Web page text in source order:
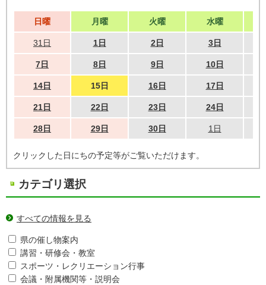
日曜 月曜 火曜 水曜
31日 1日 2日 3日
7日 8日 9日 10日
14日 15日 16日 17日
21日 22日 23日 24日
28日 29日 30日 1日
クリックした日にちの予定等がご覧いただけます。
カテゴリ選択
すべての情報を見る
県の催し物案内
講習・研修会・教室
スポーツ・レクリエーション行事
会議・附属機関等・説明会